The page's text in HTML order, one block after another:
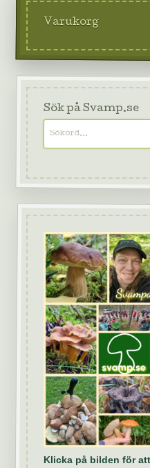
Varukorg
Sök på Svamp.se
Klicka på bilden för